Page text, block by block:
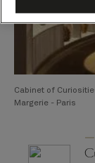
Cabinet of
Margerie - Paris